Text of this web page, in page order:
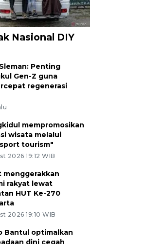
Nasional DIY
Penting
Gen-Z guna
regenerasi
mempromosikan
wisata melalui
tourism"
2026 19:12 WIB
menggerakkan
rakyat lewat
HUT Ke-270
2026 19:10 WIB
Bantul optimalkan
dini cegah